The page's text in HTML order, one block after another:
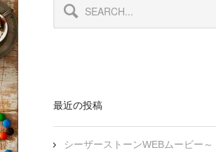
最近の投稿
シーザーストーンWEBムービー～